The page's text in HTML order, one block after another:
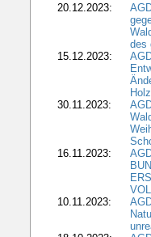
20.12.2023:
des
15.12.2023:
30.11.2023:
16.11.2023:
10.11.2023: